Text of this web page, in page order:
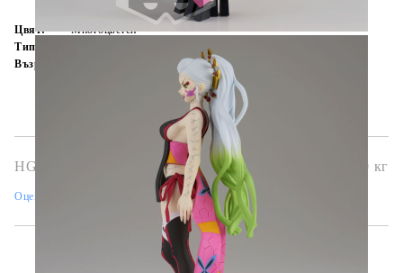
Цвят:
Многоцветен
Тип:
Възраст:
HGA6631 0.400 кг
Оцени продукта